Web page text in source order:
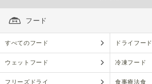
フード
すべてのフード ドライフード
ウェットフード 冷凍フード
フリーズドライ 食事療法食